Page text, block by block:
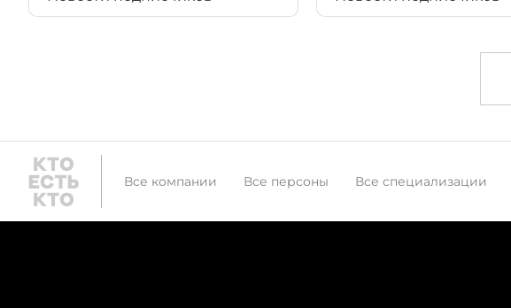
Все компании Все персоны Все специализации